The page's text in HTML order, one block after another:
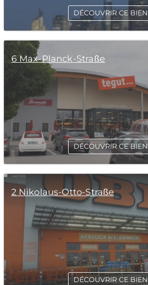
DÉCOUVRIR CE BIEN
6 Max-Planck-Straße
DÉCOUVRIR CE BIEN
2 Nikolaus-Otto-Straße
DÉCOUVRIR CE BIEN